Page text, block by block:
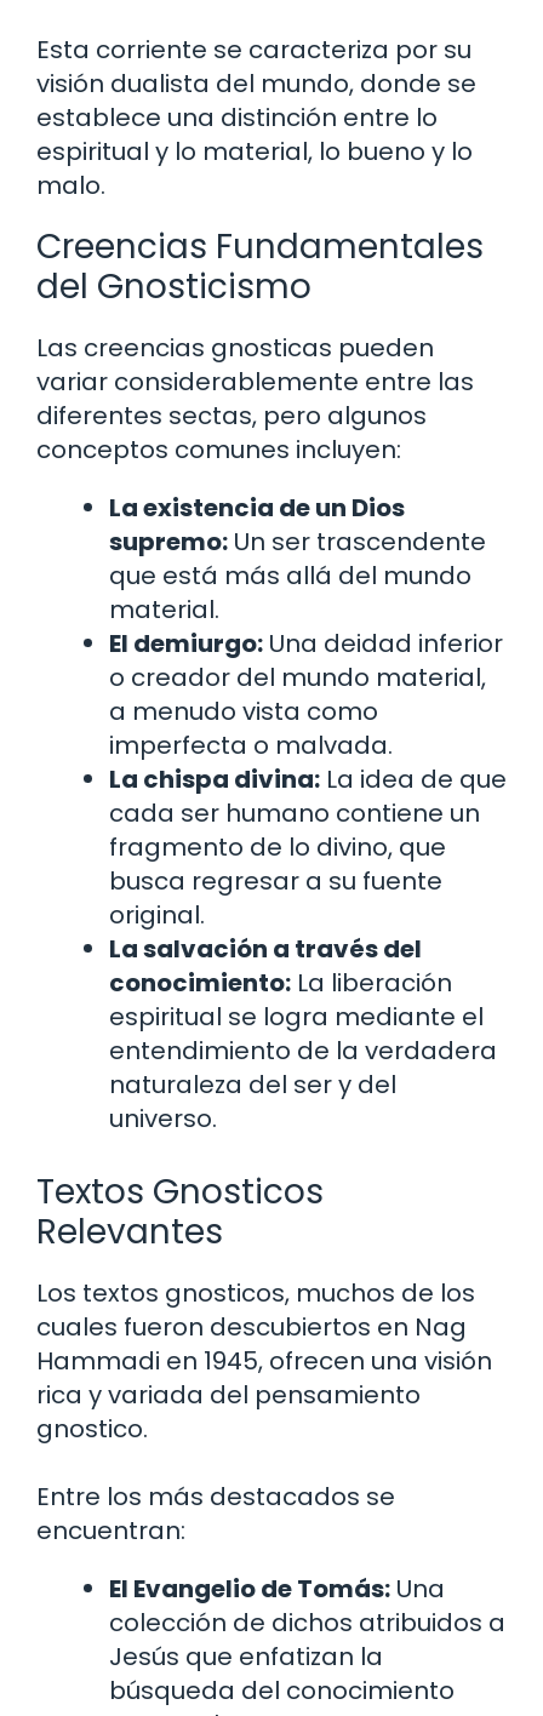
Esta corriente se caracteriza por su
visión dualista del mundo, donde se
establece una distinción entre lo
espiritual y lo material, lo bueno y lo
malo.
Creencias Fundamentales
del Gnosticismo
Las creencias gnosticas pueden
variar considerablemente entre las
diferentes sectas, pero algunos
conceptos comunes incluyen:
La existencia de un Dios
supremo: Un ser trascendente
que está más allá del mundo
material.
El demiurgo: Una deidad inferior
o creador del mundo material,
a menudo vista como
imperfecta o malvada.
La chispa divina: La idea de que
cada ser humano contiene un
fragmento de lo divino, que
busca regresar a su fuente
original.
La salvación a través del
conocimiento: La liberación
espiritual se logra mediante el
entendimiento de la verdadera
naturaleza del ser y del
universo.
Textos Gnosticos
Relevantes
Los textos gnosticos, muchos de los
cuales fueron descubiertos en Nag
Hammadi en 1945, ofrecen una visión
rica y variada del pensamiento
gnostico.
Entre los más destacados se
encuentran:
El Evangelio de Tomás: Una
colección de dichos atribuidos a
Jesús que enfatizan la
búsqueda del conocimiento